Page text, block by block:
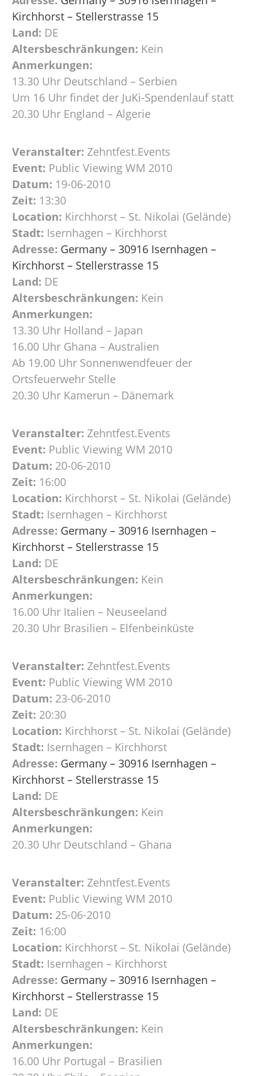
Kirchhorst – Stellerstrasse 15
Land: DE
Altersbeschränkungen: Kein
Anmerkungen:
13.30 Uhr Deutschland – Serbien
Um 16 Uhr findet der JuKi-Spendenlauf statt
20.30 Uhr England – Algerie
Veranstalter: Zehntfest.Events
Event: Public Viewing WM 2010
Datum: 19-06-2010
Zeit: 13:30
Location: Kirchhorst – St. Nikolai (Gelände)
Stadt: Isernhagen – Kirchhorst
Adresse: Germany – 30916 Isernhagen –
Kirchhorst – Stellerstrasse 15
Land: DE
Altersbeschränkungen: Kein
Anmerkungen:
13.30 Uhr Holland – Japan
16.00 Uhr Ghana – Australien
Ab 19.00 Uhr Sonnenwendfeuer der
Ortsfeuerwehr Stelle
20.30 Uhr Kamerun – Dänemark
Veranstalter: Zehntfest.Events
Event: Public Viewing WM 2010
Datum: 20-06-2010
Zeit: 16:00
Location: Kirchhorst – St. Nikolai (Gelände)
Stadt: Isernhagen – Kirchhorst
Adresse: Germany – 30916 Isernhagen –
Kirchhorst – Stellerstrasse 15
Land: DE
Altersbeschränkungen: Kein
Anmerkungen:
16.00 Uhr Italien – Neuseeland
20.30 Uhr Brasilien – Elfenbeinküste
Veranstalter: Zehntfest.Events
Event: Public Viewing WM 2010
Datum: 23-06-2010
Zeit: 20:30
Location: Kirchhorst – St. Nikolai (Gelände)
Stadt: Isernhagen – Kirchhorst
Adresse: Germany – 30916 Isernhagen –
Kirchhorst – Stellerstrasse 15
Land: DE
Altersbeschränkungen: Kein
Anmerkungen:
20.30 Uhr Deutschland – Ghana
Veranstalter: Zehntfest.Events
Event: Public Viewing WM 2010
Datum: 25-06-2010
Zeit: 16:00
Location: Kirchhorst – St. Nikolai (Gelände)
Stadt: Isernhagen – Kirchhorst
Adresse: Germany – 30916 Isernhagen –
Kirchhorst – Stellerstrasse 15
Land: DE
Altersbeschränkungen: Kein
Anmerkungen:
16.00 Uhr Portugal – Brasilien